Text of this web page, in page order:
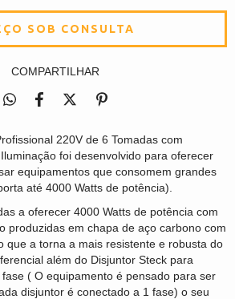
COMPARTILHAR
220V de 6 Tomadas com
foi desenvolvido para oferecer
equipamentos que consomem grandes
até 4000 Watts de potência).
a oferecer 4000 Watts de potência com
produzidas em chapa de aço carbono com
que a torna a mais resistente e robusta do
além do Disjuntor Steck para
( O equipamento é pensado para ser
disjuntor é conectado a 1 fase) o seu